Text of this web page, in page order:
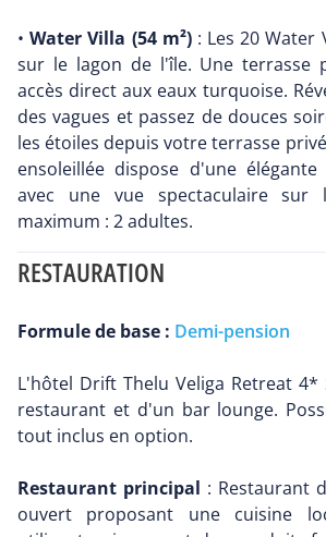
•Water Villa (54 m²): Les 20 Water
sur le lagon de l'île. Une terrasse
accès direct aux eaux turquoise.
des vagues et passez de douces
les étoiles depuis votre terrasse
ensoleillée dispose d'une
avec une vue spectaculaire sur
maximum : 2 adultes.
RESTAURATION
Formule de base : Demi-pension
L'hôtel Drift Thelu Veliga Retreat 4*
restaurant et d'un bar lounge.
tout inclus en option.
Restaurant principal : Restaurant
ouvert proposant une cuisine